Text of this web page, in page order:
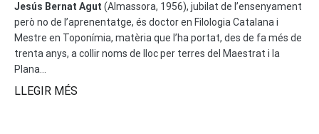
Jesús Bernat Agut (Almassora, 1956), jubilat de l’ensenyament
però no de l’aprenentatge, és doctor en Filologia Catalana i
Mestre en Toponímia, matèria que l’ha portat, des de fa més de
trenta anys, a collir noms de lloc per terres del Maestrat i la
Plana...
LLEGIR MÉS